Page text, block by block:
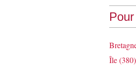
Île(380)